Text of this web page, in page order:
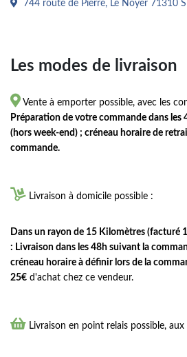
744 route de Pierre, Le Noyer 71310
Les modes de livraison
 Vente à emporter possible, avec les
Préparation de votre commande dans les
(hors week-end) ; créneau horaire de
commande.
 Livraison à domicile possible :
Dans un rayon de 15 Kilomètres (facturé
: Livraison dans les 48h suivant la
créneau horaire à définir lors de la
25€ d'achat chez ce vendeur.
 Livraison en point relais possible, aux